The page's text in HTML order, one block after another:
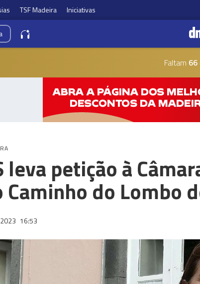
TSF Madeira Iniciativas
Faltam 66
leva petição à
Caminho do Lombo
16:53